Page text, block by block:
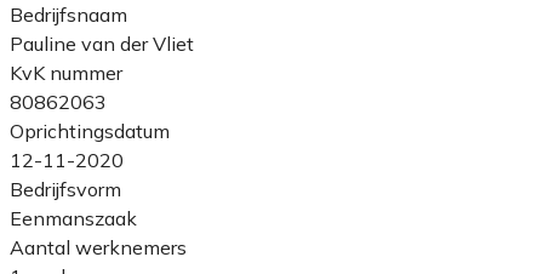
Bedrijfsnaam
Pauline van der Vliet
KvK nummer
80862063
Oprichtingsdatum
12-11-2020
Bedrijfsvorm
Eenmanszaak
Aantal werknemers